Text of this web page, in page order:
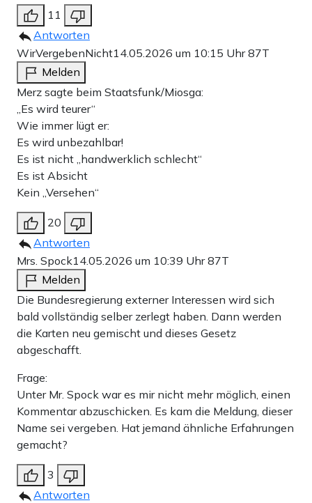
11
Antworten
WirVergebenNicht14.05.2026 um 10:15 Uhr87T
Melden
Merz sagte beim Staatsfunk/Miosga:
„Es wird teurer“
Wie immer lügt er:
Es wird unbezahlbar!
Es ist nicht „handwerklich schlecht“
Es ist Absicht
Kein „Versehen“
20
Antworten
Mrs. Spock14.05.2026 um 10:39 Uhr87T
Melden
Die Bundesregierung externer Interessen wird sich
bald vollständig selber zerlegt haben. Dann werden
die Karten neu gemischt und dieses Gesetz
abgeschafft.
Frage:
Unter Mr. Spock war es mir nicht mehr möglich, einen
Kommentar abzuschicken. Es kam die Meldung, dieser
Name sei vergeben. Hat jemand ähnliche Erfahrungen
gemacht?
3
Antworten